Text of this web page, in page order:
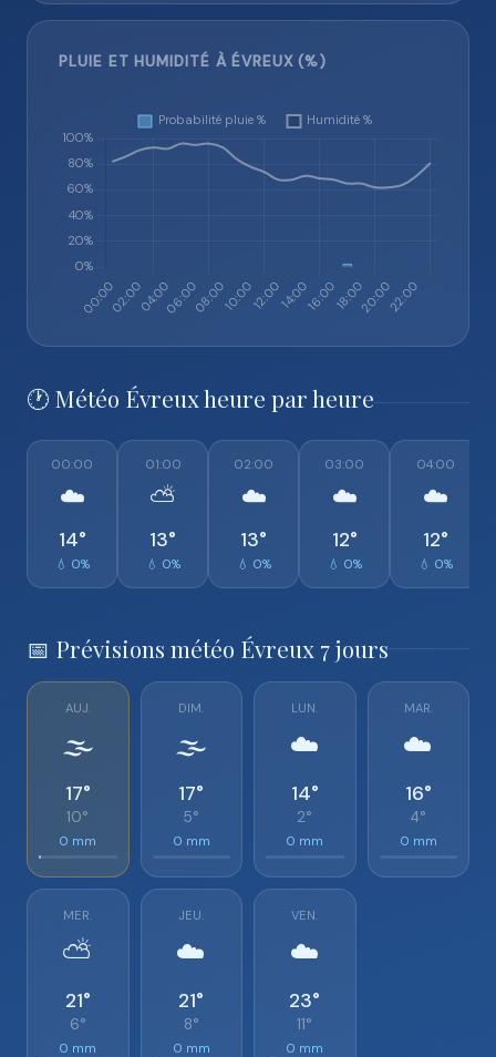
PLUIE ET HUMIDITÉ À ÉVREUX (%)
🕐 Météo Évreux heure par heure
00:00
☁️
14°
💧 0%
01:00
⛅
13°
💧 0%
02:00
☁️
13°
💧 0%
03:00
☁️
12°
💧 0%
04:00
☁️
12°
💧 0%
📅 Prévisions météo Évreux 7 jours
AUJ.
🌫️
17°
10°
0 mm
DIM.
🌫️
17°
5°
0 mm
LUN.
☁️
14°
2°
0 mm
MAR.
☁️
16°
4°
0 mm
MER.
⛅
21°
6°
0 mm
JEU.
☁️
21°
8°
0 mm
VEN.
☁️
23°
11°
0 mm